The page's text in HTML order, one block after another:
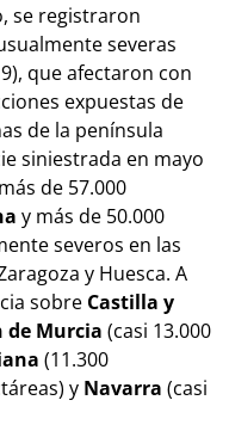
se registraron
severas
que afectaron con
expuestas de
de la península
siniestrada en mayo
de 57.000
y más de 50.000
severos en las
y Huesca. A
sobre Castilla y
de Murcia (casi 13.000
(11.300
y Navarra (casi